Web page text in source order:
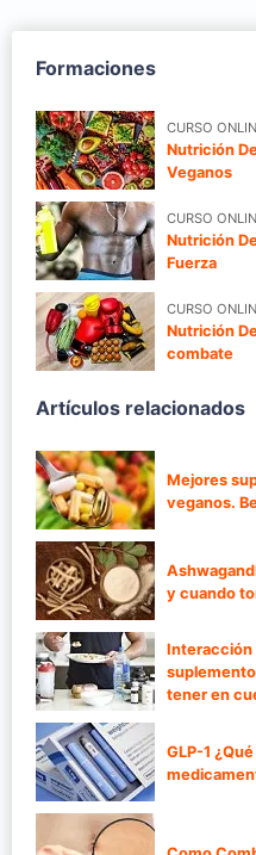
Formaciones
CURSO
Nutrición
Veganos
CURSO
Nutrición
Fuerza
CURSO
Nutrición
combate
Artículos relacionados
Mejores
veganos.
y cuando
Interacción
tener en
GLP-1